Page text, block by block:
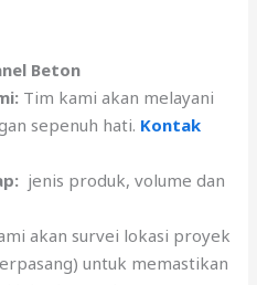
Beton
Tim kami akan melayani
sepenuh hati. Kontak
jenis produk, volume dan
akan survei lokasi proyek
untuk memastikan